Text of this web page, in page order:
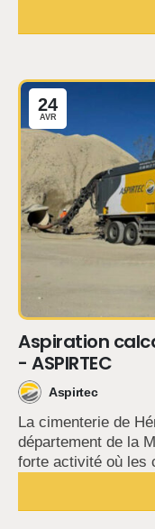
24
AVR
Aspiration
- ASPIRTEC
Aspirtec
La cimenterie de
département de la
forte activité où les